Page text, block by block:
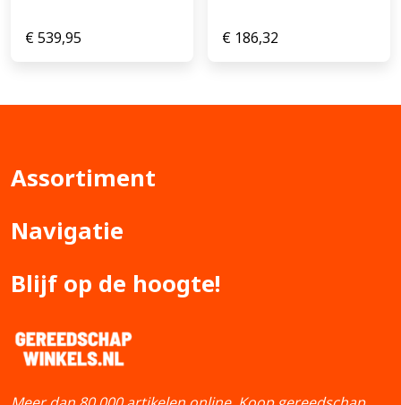
€539,95 € 186,32
Assortiment
Navigatie
Blijf op de hoogte!